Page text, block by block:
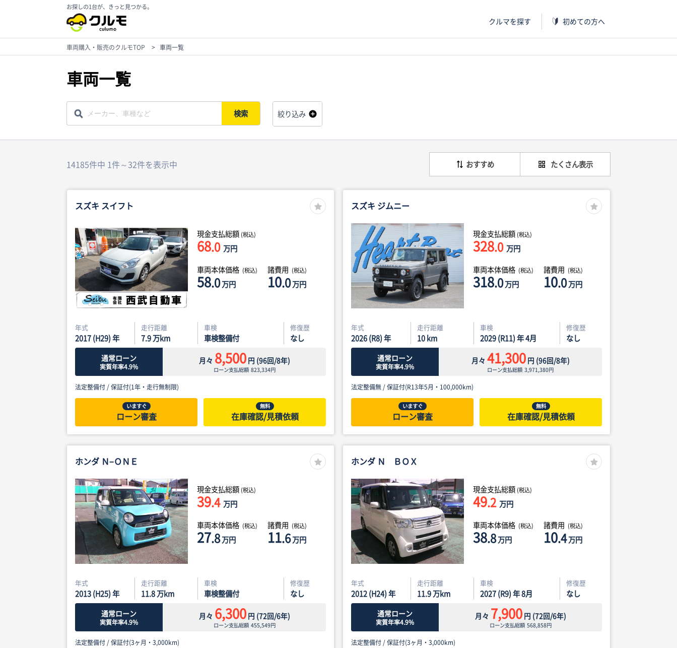
お探しの1台が、きっと見つかる。
クルマを探す 初めての方へ
車両購入・販売のクルモTOP > 車両一覧
車両一覧
検索 絞り込み
14185件中 1件～32件を表示中 おすすめ たくさん表示
スズキ スイフト
現金支払総額 (税込)
68.0 万円
車両本体価格 (税込)
58.0万円
諸費用 (税込)
10.0万円
年式
2017 (H29) 年
走行距離
7.9万km
車検
車検整備付
修復歴
なし
通常ローン
実質年率4.9%
月々 8,500円 (96回/8年)
ローン支払総額 823,334円
法定整備付 /保証付(1年・走行無制限)
いますぐ
ローン審査
無料
在庫確認/見積依頼
スズキ ジムニー
現金支払総額 (税込)
328.0 万円
車両本体価格 (税込)
318.0万円
諸費用 (税込)
10.0万円
年式
2026 (R8) 年
走行距離
10km
車検
2029 (R11) 年 4月
修復歴
なし
通常ローン
実質年率4.9%
月々 41,300円 (96回/8年)
ローン支払総額3,971,380円
法定整備無 /保証付(R13年5月・100,000km)
いますぐ
ローン審査
無料
在庫確認/見積依頼
ホンダ Ｎ−ＯＮＥ
現金支払総額 (税込)
39.4 万円
車両本体価格 (税込)
27.8万円
諸費用 (税込)
11.6万円
年式
2013 (H25) 年
走行距離
11.8万km
車検
車検整備付
修復歴
なし
通常ローン
実質年率4.9%
月々 6,300円 (72回/6年)
ローン支払総額 455,549円
法定整備付 /保証付(3ヶ月・3,000km)
ホンダ Ｎ ＢＯＸ
現金支払総額 (税込)
49.2 万円
車両本体価格 (税込)
38.8万円
諸費用 (税込)
10.4万円
年式
2012 (H24) 年
走行距離
11.9万km
車検
2027 (R9) 年 8月
修復歴
なし
通常ローン
実質年率4.9%
月々 7,900円 (72回/6年)
ローン支払総額 568,858円
法定整備付 /保証付(3ヶ月・3,000km)